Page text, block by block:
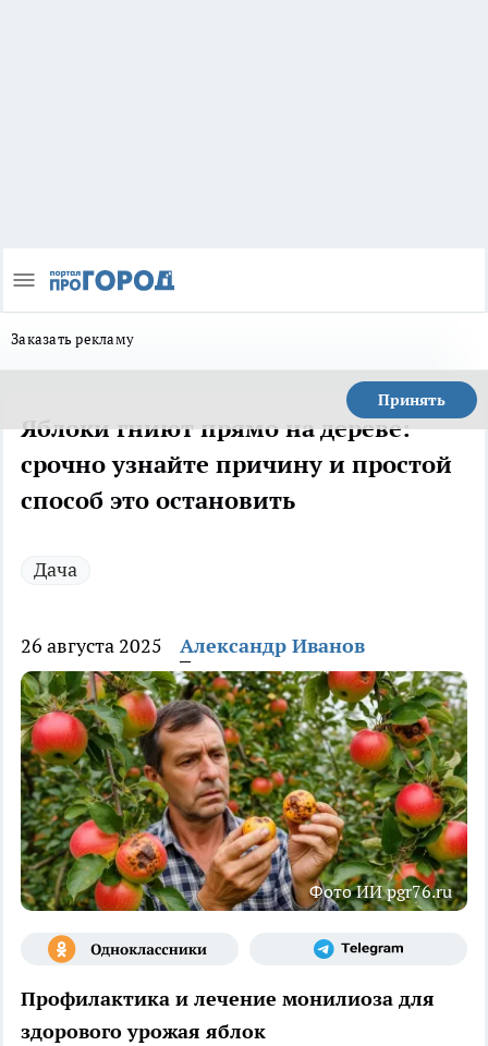
Заказать рекламу
Принять
Яблоки гниют прямо на дереве:
срочно узнайте причину и простой
способ это остановить
Дача
26 августа 2025 Александр Иванов
Фото ИИ pgr76.ru
Профилактика и лечение монилиоза для
здорового урожая яблок